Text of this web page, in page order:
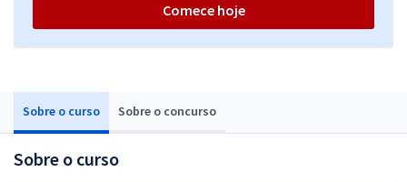
Sobre o curso Sobre o concurso
Sobre o curso
Comece hoje